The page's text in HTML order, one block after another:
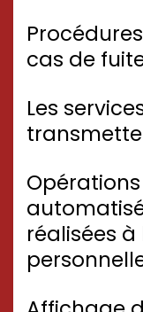
cas de
Les
réalisées à